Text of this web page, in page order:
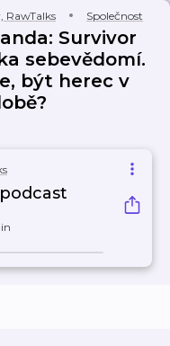
RawTalks Společnost
Survivor
sebevědomí.
být herec v